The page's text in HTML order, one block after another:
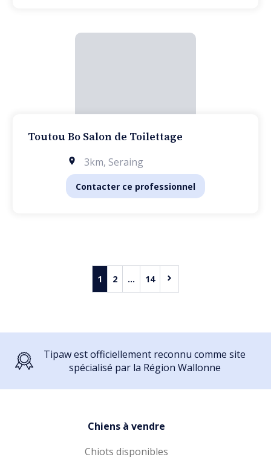
Toutou Bo Salon de Toilettage
3km, Seraing
Contacter ce professionnel
1 2 ... 14
Tipaw est officiellement reconnu comme site
spécialisé par la Région Wallonne
Chiens à vendre
Chiots disponibles